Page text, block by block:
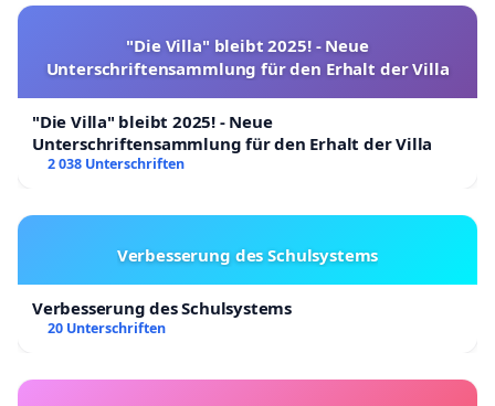
"Die Villa" bleibt 2025! - Neue
Unterschriftensammlung für den Erhalt der Villa
"Die Villa" bleibt 2025! - Neue
Unterschriftensammlung für den Erhalt der Villa
2 038 Unterschriften
Verbesserung des Schulsystems
Verbesserung des Schulsystems
20 Unterschriften